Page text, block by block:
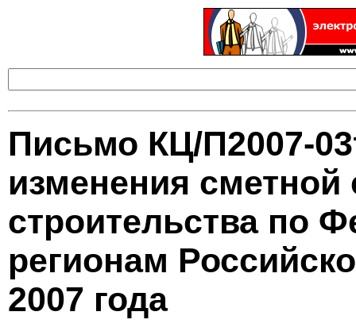
Письмо КЦ/П2007-
изменения сметной
строительства по
регионам
2007 года